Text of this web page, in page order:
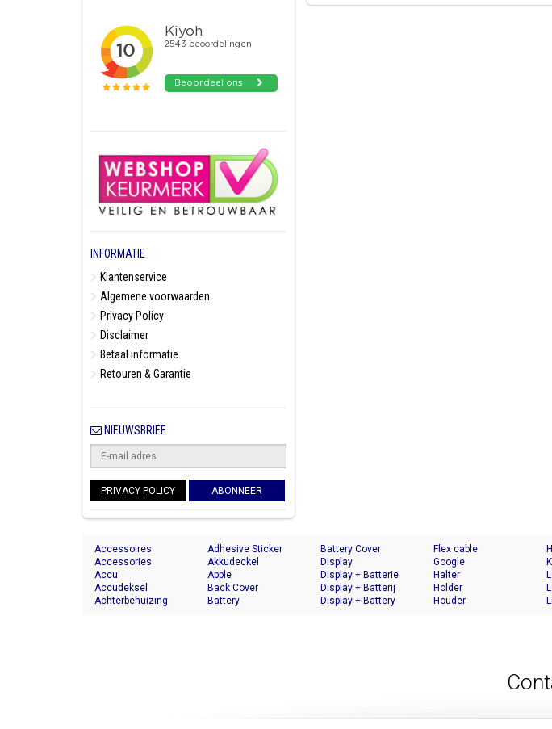
INFORMATIE
Klantenservice
Algemene voorwaarden
Privacy Policy
Disclaimer
Betaal informatie
Retouren & Garantie
NIEUWSBRIEF
PRIVACY POLICY ABONNEER
Accessoires
Accessories
Accu
Accudeksel
Achterbehuizing
Adhesive Sticker
Akkudeckel
Apple
Back Cover
Battery
Battery Cover
Display
Display + Batterie
Display + Batterij
Display + Battery
Flex cable
Google
Halter
Holder
Houder